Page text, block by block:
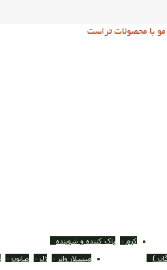
با محصولات تراست
)
کرم پاک کننده و شوینده
میسلار واتر ژل صابون